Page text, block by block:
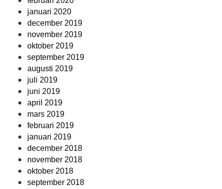
januari 2020
december 2019
november 2019
oktober 2019
september 2019
augusti 2019
juli 2019
juni 2019
april 2019
mars 2019
februari 2019
januari 2019
december 2018
november 2018
oktober 2018
september 2018